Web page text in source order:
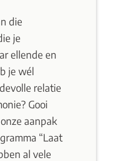
die
je
ellende en
je wél
relatie
Gooi
aanpak
“Laat
al vele